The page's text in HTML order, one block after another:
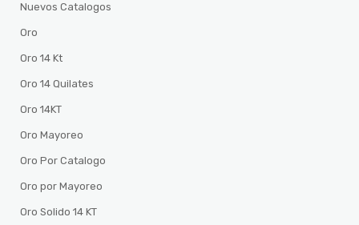
Nuevos Catalogos
Oro
Oro 14 Kt
Oro 14 Quilates
Oro 14KT
Oro Mayoreo
Oro Por Catalogo
Oro por Mayoreo
Oro Solido 14 KT